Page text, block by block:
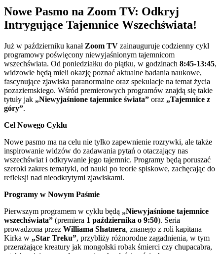
Nowe Pasmo na Zoom TV: Odkryj
Intrygujące Tajemnice Wszechświata!
Już w październiku kanał Zoom TV zainauguruje codzienny cykl
programowy poświęcony niewyjaśnionym tajemnicom
wszechświata. Od poniedziałku do piątku, w godzinach 8:45-13:45,
widzowie będą mieli okazję poznać aktualne badania naukowe,
fascynujące zjawiska paranormalne oraz spekulacje na temat życia
pozaziemskiego. Wśród premierowych programów znajdą się takie
tytuły jak „Niewyjaśnione tajemnice świata” oraz „Tajemnice z
góry”.
Cel Nowego Cyklu
Nowe pasmo ma na celu nie tylko zapewnienie rozrywki, ale także
inspirowanie widzów do zadawania pytań o otaczający nas
wszechświat i odkrywanie jego tajemnic. Programy będą poruszać
szeroki zakres tematyki, od nauki po teorie spiskowe, zachęcając do
refleksji nad nieodkrytymi zjawiskami.
Programy w Nowym Paśmie
Pierwszym programem w cyklu będą „Niewyjaśnione tajemnice
wszechświata” (premiera 1 października o 9:50). Seria
prowadzona przez Williama Shatnera, znanego z roli kapitana
Kirka w „Star Treku”, przybliży różnorodne zagadnienia, w tym
przerażające kreatury jak mongolski robak śmierci czy chupacabra,